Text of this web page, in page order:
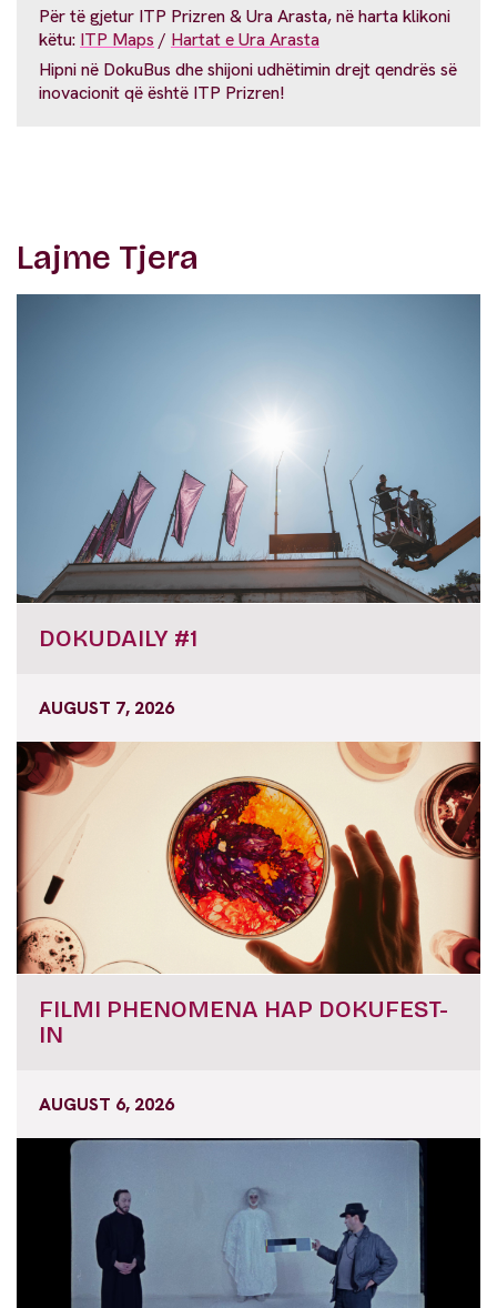
Për të gjetur ITP Prizren & Ura Arasta, në harta klikoni
këtu: ITP Maps / Hartat e Ura Arasta
Hipni në DokuBus dhe shijoni udhëtimin drejt qendrës së
inovacionit që është ITP Prizren!
Lajme Tjera
DOKUDAILY #1
AUGUST 7, 2026
FILMI PHENOMENA HAP DOKUFEST-
IN
AUGUST 6, 2026